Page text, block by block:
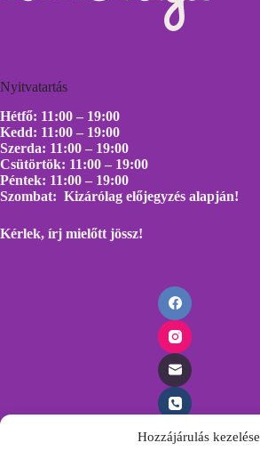
Hozzájárulás kezelése
Nyitvatartás
Hétfő: 11:00 – 19:00
Kedd: 11:00 – 19:00
Szerda: 11:00 – 19:00
Csütörtök: 11:00 – 19:00
Péntek: 11:00 – 19:00
Szombat: Kizárólag előjegyzés alapján!
Kérlek, írj mielőtt jössz!